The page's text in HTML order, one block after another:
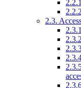
2.3.